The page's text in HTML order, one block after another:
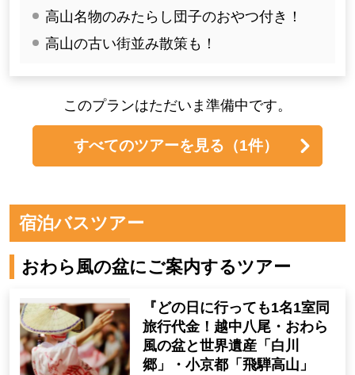
高山名物のみたらし団子のおやつ付き！
高山の古い街並み散策も！
このプランはただいま準備中です。
すべてのツアーを見る （1件）
宿泊バスツアー
おわら風の盆にご案内するツアー
『どの日に行っても1名1室同
旅行代金！越中八尾・おわら
風の盆と世界遺産「白川
郷」・小京都「飛騨高山」